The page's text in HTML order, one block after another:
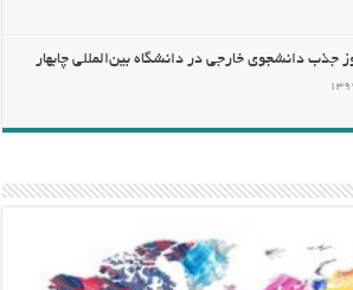
جذب دانشجوی خارجی در دانشگاه بین‌المللی چابهار